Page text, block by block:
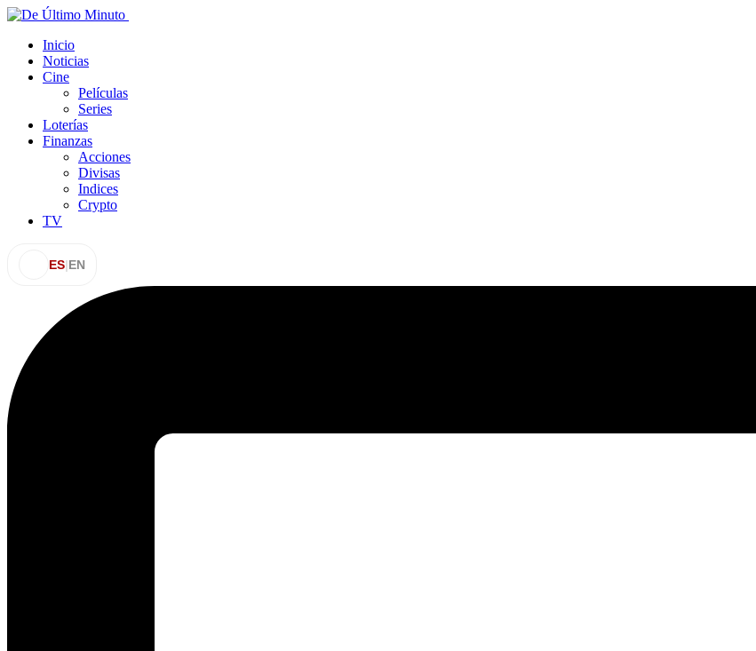
Inicio
Noticias
Cine
Películas
Series
Loterías
Finanzas
Acciones
Divisas
Indices
Crypto
TV
ES|EN